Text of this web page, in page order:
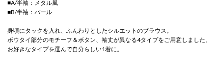
■A/半袖：メタル風
■B/半袖：パール
身頃にタックを入れ、ふんわりとしたシルエットのブラウス。
ボウタイ部分のモチーフ＆ボタン、袖丈が異なる4タイプをご用意しました。
お好きなタイプを選んで自分らしい1着に。